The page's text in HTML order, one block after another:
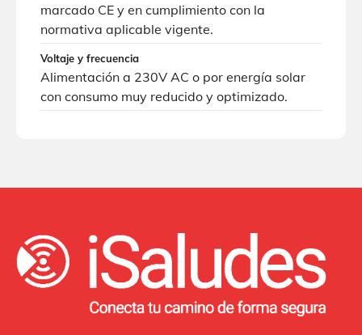
marcado CE y en cumplimiento con la
normativa aplicable vigente.
Voltaje y frecuencia
Alimentación a 230V AC o por energía solar
con consumo muy reducido y optimizado.